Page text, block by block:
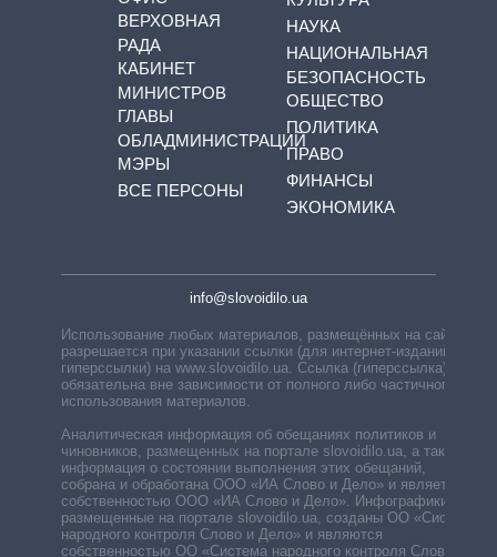
ВЕРХОВНАЯ
РАДА
КАБИНЕТ
МИНИСТРОВ
ГЛАВЫ
ОБЛАДМИНИСТРАЦИЙ
МЭРЫ
ВСЕ ПЕРСОНЫ
НАУКА
НАЦИОНАЛЬНАЯ
БЕЗОПАСНОСТЬ
ОБЩЕСТВО
ПОЛИТИКА
ПРАВО
ФИНАНСЫ
ЭКОНОМИКА
info@slovoidilo.ua
Использование любых материалов, размещённых на сайте,
разрешается при указании ссылки (для интернет-изданий —
гиперссылки) на www.slovoidilo.ua. Ссылка (гиперссылка)
обязательна вне зависимости от полного либо частичного
использования материалов.
Аналитическая информация об обещаниях политиков и
чиновников, размещенных на портале slovoidilo.ua, а также
информация о состоянии выполнения этих обещаний,
собрана и обработана ООО «ИА Слово и Дело» и является
собственностью ООО «ИА Слово и Дело». Инфографики,
размещенные на портале slovoidilo.ua, созданы ОО «Система
народного контроля Слово и Дело» и являются
собственностью ОО «Система народного контроля Слово и